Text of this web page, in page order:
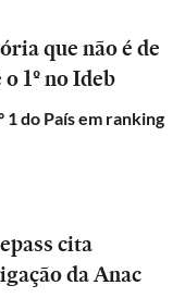
que não é de
1º no Ideb
1 do País em ranking
cita
da Anac